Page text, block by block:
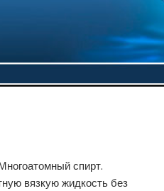
спирт.
вязкую жидкость без